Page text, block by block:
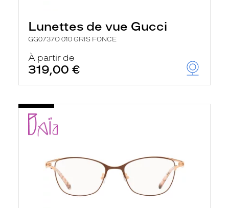
Lunettes de vue Gucci
GG0737O 010 GRIS FONCE
À partir de
319,00 €